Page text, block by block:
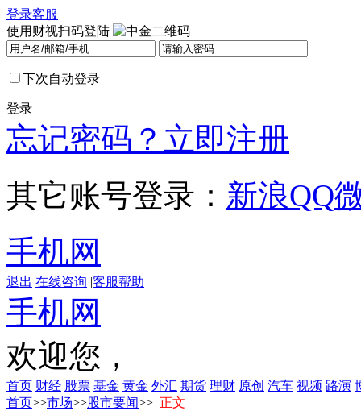
登录客服
使用财视扫码登陆
下次自动登录
登录
忘记密码？ 立即注册
其它账号登录： 新浪QQ
手机网
退出 在线咨询 |客服帮助
手机网
欢迎您，
首页 财经 股票 基金 黄金 外汇 期货 理财 原创 汽车 视频 路演
首页>>市场>>股市要闻>> 正文